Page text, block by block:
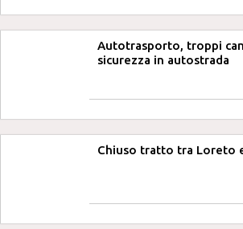
Autotrasporto, troppi
sicurezza in autostrada
Chiuso tratto tra Loreto